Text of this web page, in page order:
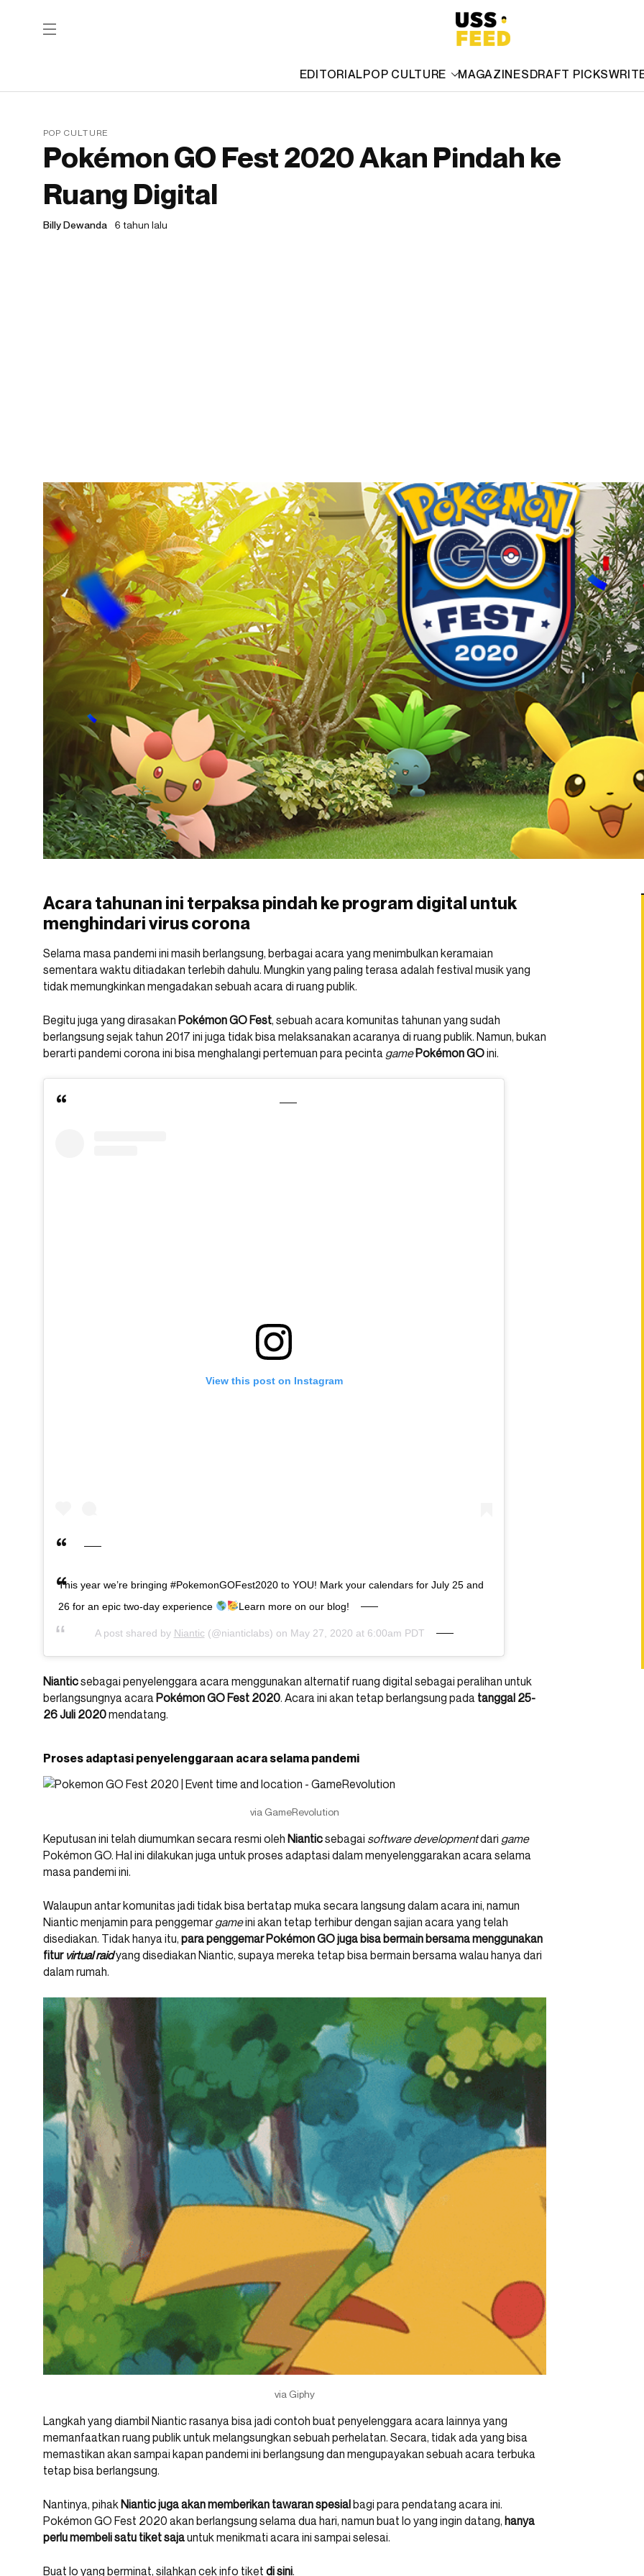
EDITORIALPOP CULTURE MAGAZINESDRAFT PICKS
POP CULTURE
Pokémon GO Fest 2020 Akan Pindah ke
Ruang Digital
Billy Dewanda 6 tahun lalu
Acara tahunan ini terpaksa pindah ke program digital untuk
menghindari virus corona
Selama masa pandemi ini masih berlangsung, berbagai acara yang menimbulkan keramaian
sementara waktu ditiadakan terlebih dahulu. Mungkin yang paling terasa adalah festival musik yang
tidak memungkinkan mengadakan sebuah acara di ruang publik.
Begitu juga yang dirasakan Pokémon GO Fest, sebuah acara komunitas tahunan yang sudah
berlangsung sejak tahun 2017 ini juga tidak bisa melaksanakan acaranya di ruang publik. Namun, bukan
berarti pandemi corona ini bisa menghalangi pertemuan para pecinta gamePokémon GOini.
View this post on Instagram
This year we’re bringing #PokemonGOFest2020 to YOU! Mark your calendars for July 25 and
26 for an epic two-day experience
Learn more on our blog!
A post shared by Niantic(@nianticlabs) on May 27, 2020 at 6:00am PDT
Nianticsebagai penyelenggara acara menggunakan alternatif ruang digital sebagai peralihan untuk
berlangsungnya acara Pokémon GO Fest 2020. Acara ini akan tetap berlangsung pada tanggal 25-
26 Juli 2020mendatang.
Proses adaptasi penyelenggaraan acara selama pandemi
via GameRevolution
Keputusan ini telah diumumkan secara resmi oleh Nianticsebagai software developmentdari game
Pokémon GO. Hal ini dilakukan juga untuk proses adaptasi dalam menyelenggarakan acara selama
masa pandemi ini.
Walaupun antar komunitas jadi tidak bisa bertatap muka secara langsung dalam acara ini, namun
Niantic menjamin para penggemar gameini akan tetap terhibur dengan sajian acara yang telah
disediakan. Tidak hanya itu, para penggemar Pokémon GO juga bisa bermain bersama menggunakan
fitur virtual raidyang disediakan Niantic, supaya mereka tetap bisa bermain bersama walau hanya dari
dalam rumah.
via Giphy
Langkah yang diambil Niantic rasanya bisa jadi contoh buat penyelenggara acara lainnya yang
memanfaatkan ruang publik untuk melangsungkan sebuah perhelatan. Secara, tidak ada yang bisa
memastikan akan sampai kapan pandemi ini berlangsung dan mengupayakan sebuah acara terbuka
tetap bisa berlangsung.
Nantinya, pihak Niantic juga akan memberikan tawaran spesialbagi para pendatang acara ini.
Pokémon GO Fest 2020 akan berlangsung selama dua hari, namun buat lo yang ingin datang, hanya
perlu membeli satu tiket sajauntuk menikmati acara ini sampai selesai.
Buat lo yang berminat, silahkan cek info tiket di sini.